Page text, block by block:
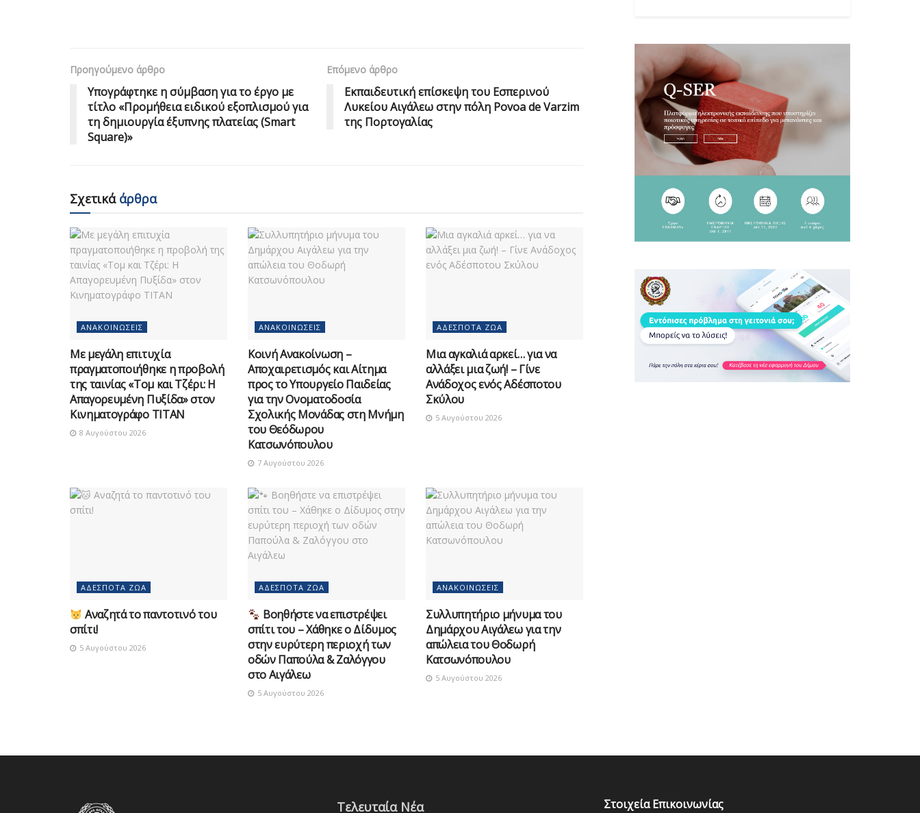
Προηγούμενο άρθρο
Υπογράφτηκε η σύμβαση για το έργο με
τίτλο «Προμήθεια ειδικού εξοπλισμού για
τη δημιουργία έξυπνης πλατείας (Smart
Square)»
Επόμενο άρθρο
Εκπαιδευτική επίσκεψη του Εσπερινού
Λυκείου Αιγάλεω στην πόλη Povoa de Varzim
της Πορτογαλίας
Σχετικάάρθρα
ΑΝΑΚΟΙΝΏΣΕΙΣ
Με μεγάλη επιτυχία
πραγματοποιήθηκε η προβολή
της ταινίας «Τομ και Τζέρι: Η
Απαγορευμένη Πυξίδα» στον
Κινηματογράφο ΤΙΤΑΝ
8 Αυγούστου 2026
ΑΝΑΚΟΙΝΏΣΕΙΣ
Κοινή Ανακοίνωση –
Αποχαιρετισμός και Αίτημα
προς το Υπουργείο Παιδείας
για την Ονοματοδοσία
Σχολικής Μονάδας στη Μνήμη
του Θεόδωρου
Κατσωνόπουλου
7 Αυγούστου 2026
ΑΔΈΣΠΟΤΑ ΖΏΑ
Μια αγκαλιά αρκεί… για να
αλλάξει μια ζωή! – Γίνε
Ανάδοχος ενός Αδέσποτου
Σκύλου
5 Αυγούστου 2026
ΑΔΈΣΠΟΤΑ ΖΏΑ
Αναζητά το παντοτινό του
σπίτι!
5 Αυγούστου 2026
ΑΔΈΣΠΟΤΑ ΖΏΑ
Βοηθήστε να επιστρέψει
σπίτι του – Χάθηκε ο Δίδυμος
στην ευρύτερη περιοχή των
οδών Παπούλα & Ζαλόγγου
στο Αιγάλεω
5 Αυγούστου 2026
ΑΝΑΚΟΙΝΏΣΕΙΣ
Συλλυπητήριο μήνυμα του
Δημάρχου Αιγάλεω για την
απώλεια του Θοδωρή
Κατσωνόπουλου
5 Αυγούστου 2026
Τελευταία Νέα Στοιχεία Επικοινωνίας